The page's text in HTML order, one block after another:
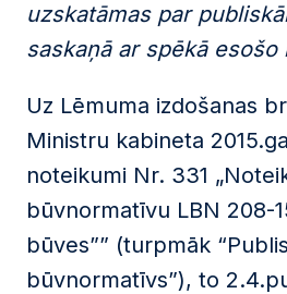
uzskatāmas par
saskaņā ar spēkā esošo
Uz Lēmuma izdošanas
Ministru kabineta
noteikumi Nr. 331
būvnormatīvu LBN 208-
būves”” (turpmāk
būvnormatīvs”), to